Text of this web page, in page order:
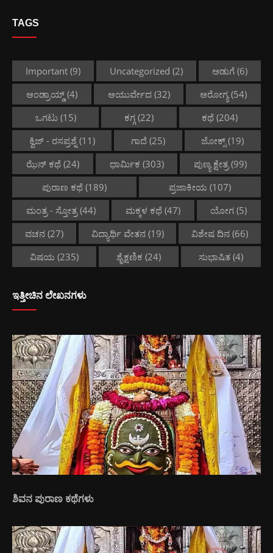
TAGS
Important (9) Uncategorized (2) ಅಡುಗೆ (6)
ಆಂಡ್ರಾಯ್ಡ್(4) ಆಯುರ್ವೇದ(32) ಆರೋಗ್ಯ (54)
ಒಗಟು(15) ಕಗ್ಗ(22) ಕಥೆ (204)
ಕ್ವಿಜ್ - ರಸಪ್ರಶ್ನೆ (11) ಗಾದೆ(25) ಜೋಕ್ಸ್ (19)
ಝೆನ್ ಕಥೆ(24) ಧಾರ್ಮಿಕ (303) ಪುಣ್ಯ ಕ್ಷೇತ್ರ(99)
ಪುರಾಣ ಕಥೆ (189) ಪ್ರಜಾಕೀಯ (107)
ಮಂತ್ರ - ಸ್ತೋತ್ರ(44) ಮಕ್ಕಳ ಕಥೆ(47) ಯೋಗ (5)
ವಚನ(27) ವಿದ್ಯಾರ್ಥಿ ವೇತನ(19) ವಿಶೇಷ ದಿನ (66)
ವಿಷಯ (235) ಶೈಕ್ಷಣಿಕ (24) ಸುಭಾಷಿತ (4)
ಇತ್ತೀಚಿನ ಲೇಖನಗಳು
ಶಿವನ ಪುರಾಣ ಕಥೆಗಳು